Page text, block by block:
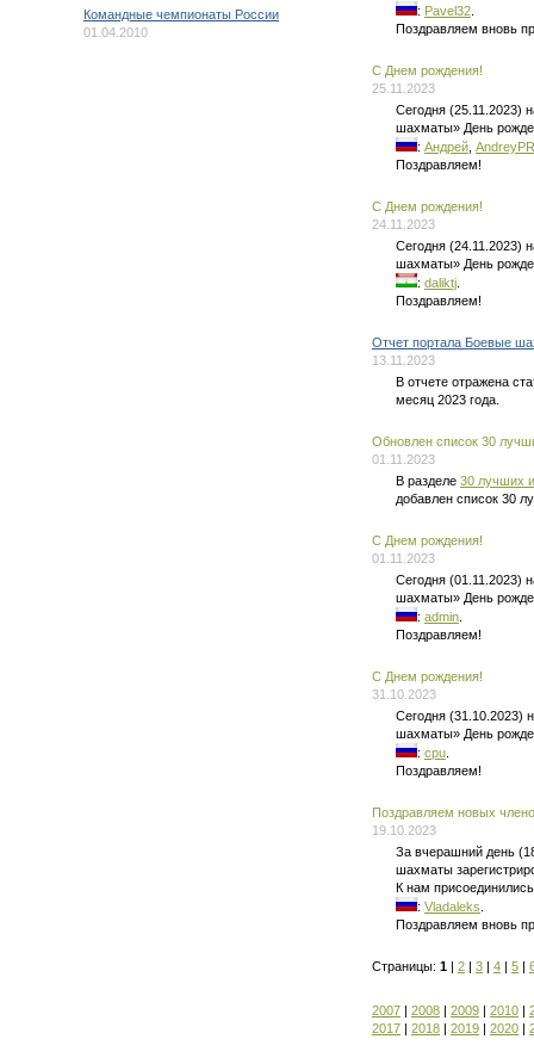
Командные чемпионаты России
01.04.2010
: Pavel32
Поздравляем вновь
C Днем рождения!
25.11.2023
Сегодня (25.11.2023)
шахматы» День
: Андрей
Поздравляем!
C Днем рождения!
24.11.2023
Сегодня (24.11.2023)
шахматы» День
: daliktj
Поздравляем!
Отчет портала Боевые
13.11.2023
В отчете отражена
месяц 2023 года.
Обновлен список 30
01.11.2023
В разделе 30 лучших
добавлен список 30
C Днем рождения!
01.11.2023
Сегодня (01.11.2023)
шахматы» День
: admin
Поздравляем!
C Днем рождения!
31.10.2023
Сегодня (31.10.2023)
шахматы» День
: cpu
Поздравляем!
Поздравляем новых
19.10.2023
За вчерашний день
шахматы
К нам
: Vladaleks
Поздравляем вновь
Страницы: 1 | 2 | 3 | 4 | 5 |
2007 | 2008 | 2009 | 2010 |
2017 | 2018 | 2019 | 2020 |